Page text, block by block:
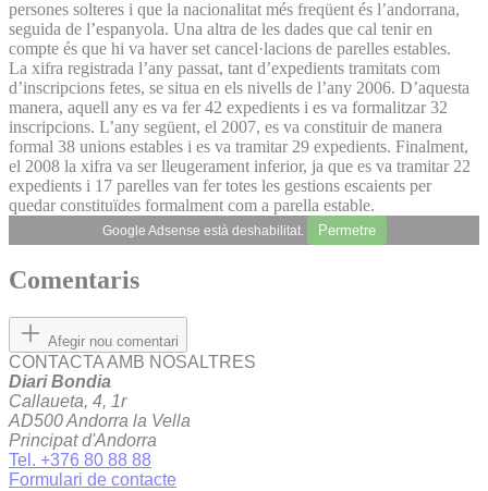
persones solteres i que la nacionalitat més freqüent és l’andorrana,
seguida de l’espanyola. Una altra de les dades que cal tenir en
compte és que hi va haver set cancel·lacions de parelles estables.
La xifra registrada l’any passat, tant d’expedients tramitats com
d’inscripcions fetes, se situa en els nivells de l’any 2006. D’aquesta
manera, aquell any es va fer 42 expedients i es va formalitzar 32
inscripcions. L’any següent, el 2007, es va constituir de manera
formal 38 unions estables i es va tramitar 29 expedients. Finalment,
el 2008 la xifra va ser lleugerament inferior, ja que es va tramitar 22
expedients i 17 parelles van fer totes les gestions escaients per
quedar constituïdes formalment com a parella estable.
Google Adsense està deshabilitat. Permetre
Comentaris
Afegir nou comentari
CONTACTA AMB NOSALTRES
Diari Bondia
Callaueta, 4, 1r
AD500 Andorra la Vella
Principat d'Andorra
Tel. +376 80 88 88
Formulari de contacte